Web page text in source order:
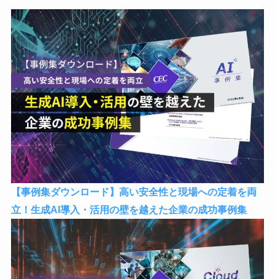
【事例集ダウンロード】高い安全性と現場への定着を両
立！生成AI導入・活用の壁を越えた企業の成功事例集